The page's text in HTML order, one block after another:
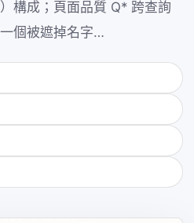
構成；頁面品質 Q* 跨查詢
個被遮掉名字…